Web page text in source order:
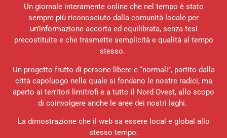
Un giornale interamente online che nel tempo è stato
sempre più riconosciuto dalla comunità locale per
un’informazione accorta ed equilibrata, senza tesi
precostituite e che trasmette semplicità e qualità al tempo
stesso.
Un progetto frutto di persone libere e “normali”, partito dalla
città capoluogo nella quale si fondano le nostre radici, ma
aperto ai territori limitrofi e a tutto il Nord Ovest, allo scopo
di coinvolgere anche le aree dei nostri laghi.
La dimostrazione che il web sa essere local e global allo
stesso tempo.